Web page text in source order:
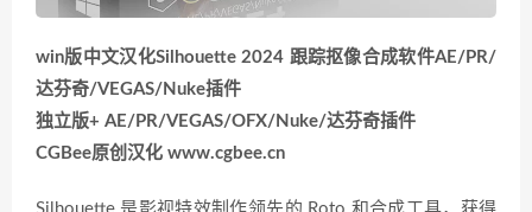
win版中文汉化Silhouette 2024 跟踪抠像合成软件AE/PR/
达芬奇/VEGAS/Nuke插件
独立版+ AE/PR/VEGAS/OFX/Nuke/达芬奇插件
CGBee原创汉化 www.cgbee.cn